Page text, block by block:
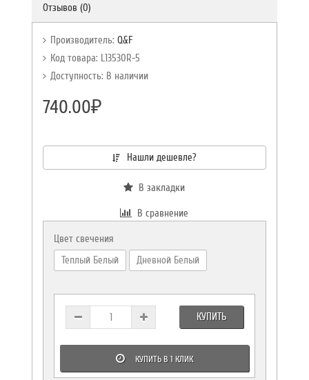
Отзывов (0)
Производитель:Q&F
Код товара: L13530R-5
Доступность: В наличии
740.00₽
Нашли дешевле?
В закладки
В сравнение
Цвет свечения
Теплый Белый
Дневной Белый
КУПИТЬ
КУПИТЬ В 1 КЛИК